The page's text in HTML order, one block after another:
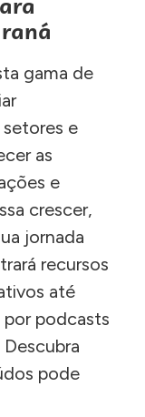
gama de
e
as
e
crescer,
jornada
recursos
até
por podcasts
pode